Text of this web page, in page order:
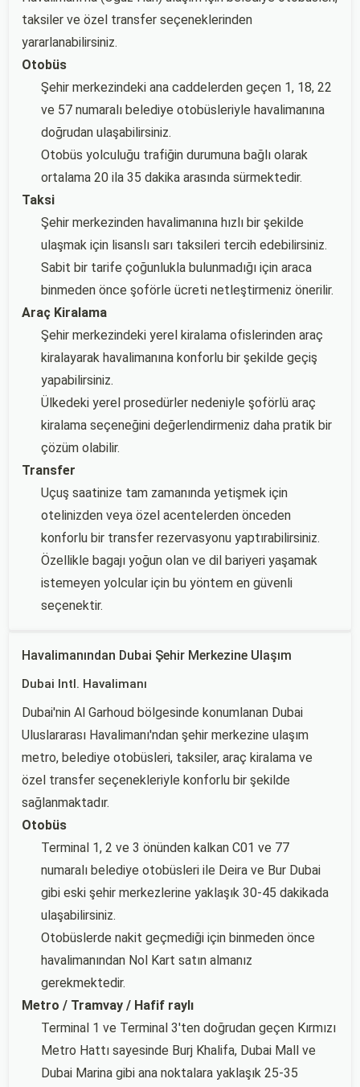
taksiler ve özel transfer seçeneklerinden
yararlanabilirsiniz.
Otobüs
Şehir merkezindeki ana caddelerden geçen 1, 18, 22
ve 57 numaralı belediye otobüsleriyle havalimanına
doğrudan ulaşabilirsiniz.
Otobüs yolculuğu trafiğin durumuna bağlı olarak
ortalama 20 ila 35 dakika arasında sürmektedir.
Taksi
Şehir merkezinden havalimanına hızlı bir şekilde
ulaşmak için lisanslı sarı taksileri tercih edebilirsiniz.
Sabit bir tarife çoğunlukla bulunmadığı için araca
binmeden önce şoförle ücreti netleştirmeniz önerilir.
Araç Kiralama
Şehir merkezindeki yerel kiralama ofislerinden araç
kiralayarak havalimanına konforlu bir şekilde geçiş
yapabilirsiniz.
Ülkedeki yerel prosedürler nedeniyle şoförlü araç
kiralama seçeneğini değerlendirmeniz daha pratik bir
çözüm olabilir.
Transfer
Uçuş saatinize tam zamanında yetişmek için
otelinizden veya özel acentelerden önceden
konforlu bir transfer rezervasyonu yaptırabilirsiniz.
Özellikle bagajı yoğun olan ve dil bariyeri yaşamak
istemeyen yolcular için bu yöntem en güvenli
seçenektir.
Havalimanından Dubai Şehir Merkezine Ulaşım
Dubai Intl. Havalimanı
Dubai'nin Al Garhoud bölgesinde konumlanan Dubai
Uluslararası Havalimanı'ndan şehir merkezine ulaşım
metro, belediye otobüsleri, taksiler, araç kiralama ve
özel transfer seçenekleriyle konforlu bir şekilde
sağlanmaktadır.
Otobüs
Terminal 1, 2 ve 3 önünden kalkan C01 ve 77
numaralı belediye otobüsleri ile Deira ve Bur Dubai
gibi eski şehir merkezlerine yaklaşık 30-45 dakikada
ulaşabilirsiniz.
Otobüslerde nakit geçmediği için binmeden önce
havalimanından Nol Kart satın almanız
gerekmektedir.
Metro / Tramvay / Hafif raylı
Terminal 1 ve Terminal 3'ten doğrudan geçen Kırmızı
Metro Hattı sayesinde Burj Khalifa, Dubai Mall ve
Dubai Marina gibi ana noktalara yaklaşık 25-35